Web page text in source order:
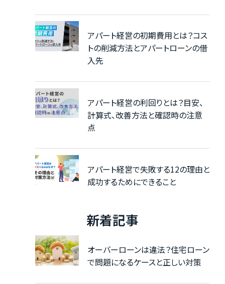
アパート経営の初期費用とは？コス
トの削減方法とアパートローンの借
入先
アパート経営の利回りとは？目安、
計算式、改善方法と確認時の注意
点
アパート経営で失敗する12の理由と
成功するためにできること
新着記事
オーバーローンは違法？住宅ローン
で問題になるケースと正しい対策